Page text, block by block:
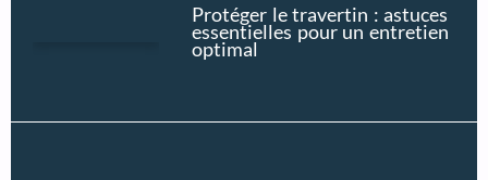
Protéger le travertin : astuces
essentielles pour un entretien
optimal